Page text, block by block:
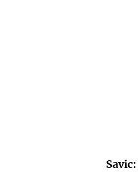
Savic: